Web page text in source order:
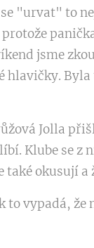
"urvat" to
protože
jsme
Byla
Jolla
Klube se z
také okusují a
vypadá, že